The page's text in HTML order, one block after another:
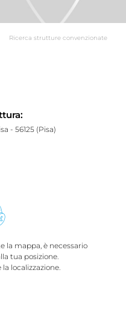
Ricerca strutture convenzionate
- 56125 (Pisa)
la mappa, è necessario
tua posizione.
localizzazione.